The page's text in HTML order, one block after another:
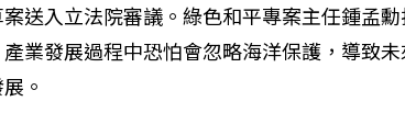
送入立法院審議。綠色和平專案主任鍾孟
業發展過程中恐怕會忽略海洋保護，導致
。